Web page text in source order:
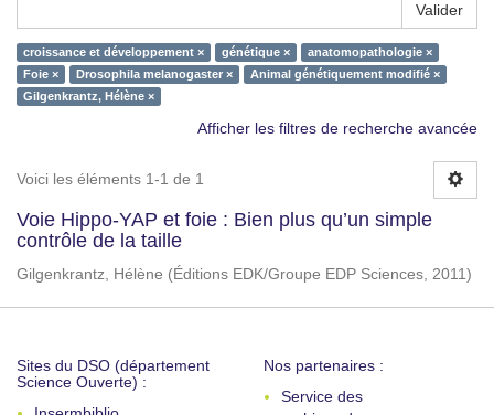
Valider
croissance et développement × génétique ×
anatomopathologie ×
Foie ×
Drosophila melanogaster ×
Animal génétiquement modifié ×
Gilgenkrantz, Hélène ×
Afficher les filtres de recherche avancée
Voici les éléments 1-1 de 1
Voie Hippo-YAP et foie : Bien plus qu’un simple
contrôle de la taille
Gilgenkrantz, Hélène (Éditions EDK/Groupe EDP Sciences, 2011)
Sites du DSO (département
Science Ouverte) :
Nos partenaires :
Service des